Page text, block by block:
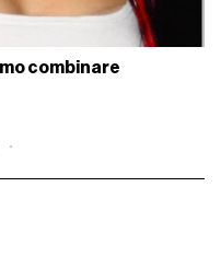
combinare